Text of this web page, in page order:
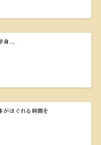
身...
がほぐれる時間を